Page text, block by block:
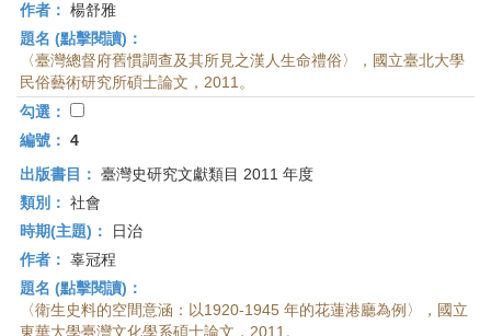
作者： 楊舒雅
題名 (點擊閱讀)：
〈臺灣總督府舊慣調查及其所見之漢人生命禮俗〉，國立臺北大學
民俗藝術研究所碩士論文，2011。
勾選：
編號： 4
出版書目： 臺灣史研究文獻類目 2011 年度
類別： 社會
時期(主題)：
日治
作者： 辜冠程
題名 (點擊閱讀)：
〈衛生史料的空間意涵：以1920-1945 年的花蓮港廳為例〉，國立
東華大學臺灣文化學系碩士論文，2011。